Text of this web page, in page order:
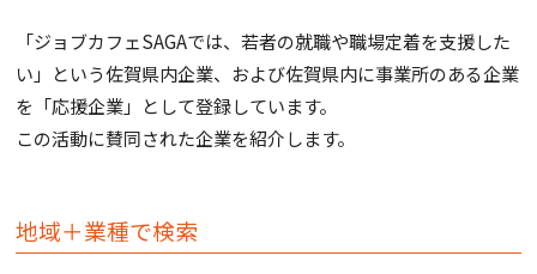
「ジョブカフェSAGAでは、若者の就職や職場定着を支援した
い」という佐賀県内企業、および佐賀県内に事業所のある企業
を「応援企業」として登録しています。
この活動に賛同された企業を紹介します。
地域＋業種で検索